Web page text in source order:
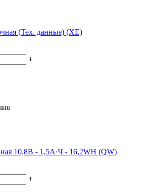
(Тех. данные) (XE)
+
10,8В - 1,5А·Ч - 16,2WH (QW)
+